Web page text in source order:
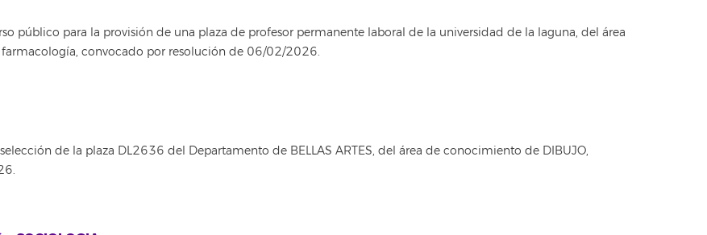
público para la provisión de una plaza de profesor permanente laboral de la universidad de la laguna, del área
convocado por resolución de 06/02/2026.
de la plaza DL2636 del Departamento de BELLAS ARTES, del área de conocimiento de DIBUJO,